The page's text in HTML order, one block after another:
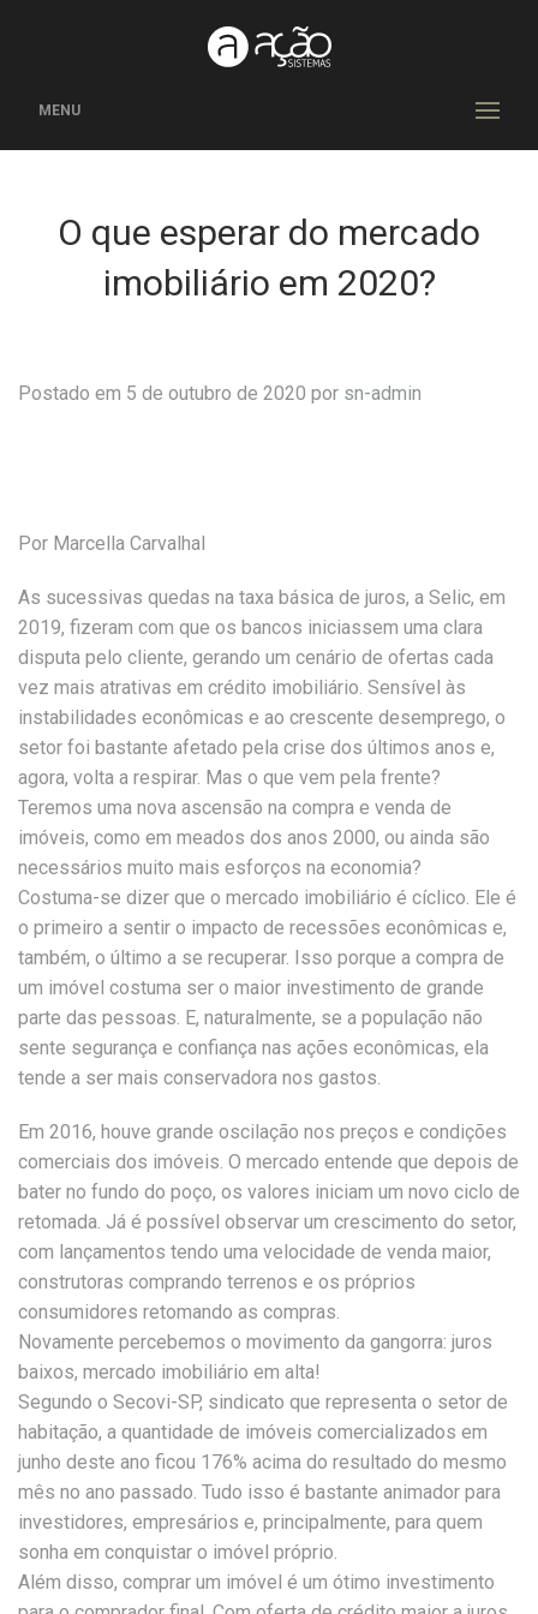
MENU
O que esperar do mercado
imobiliário em 2020?
Postado em 5 de outubro de 2020 por sn-admin
Por Marcella Carvalhal
As sucessivas quedas na taxa básica de juros, a Selic, em
2019, fizeram com que os bancos iniciassem uma clara
disputa pelo cliente, gerando um cenário de ofertas cada
vez mais atrativas em crédito imobiliário. Sensível às
instabilidades econômicas e ao crescente desemprego, o
setor foi bastante afetado pela crise dos últimos anos e,
agora, volta a respirar. Mas o que vem pela frente?
Teremos uma nova ascensão na compra e venda de
imóveis, como em meados dos anos 2000, ou ainda são
necessários muito mais esforços na economia?
Costuma-se dizer que o mercado imobiliário é cíclico. Ele é
o primeiro a sentir o impacto de recessões econômicas e,
também, o último a se recuperar. Isso porque a compra de
um imóvel costuma ser o maior investimento de grande
parte das pessoas. E, naturalmente, se a população não
sente segurança e confiança nas ações econômicas, ela
tende a ser mais conservadora nos gastos.
Em 2016, houve grande oscilação nos preços e condições
comerciais dos imóveis. O mercado entende que depois de
bater no fundo do poço, os valores iniciam um novo ciclo de
retomada. Já é possível observar um crescimento do setor,
com lançamentos tendo uma velocidade de venda maior,
construtoras comprando terrenos e os próprios
consumidores retomando as compras.
Novamente percebemos o movimento da gangorra: juros
baixos, mercado imobiliário em alta!
Segundo o Secovi-SP, sindicato que representa o setor de
habitação, a quantidade de imóveis comercializados em
junho deste ano ficou 176% acima do resultado do mesmo
mês no ano passado. Tudo isso é bastante animador para
investidores, empresários e, principalmente, para quem
sonha em conquistar o imóvel próprio.
Além disso, comprar um imóvel é um ótimo investimento